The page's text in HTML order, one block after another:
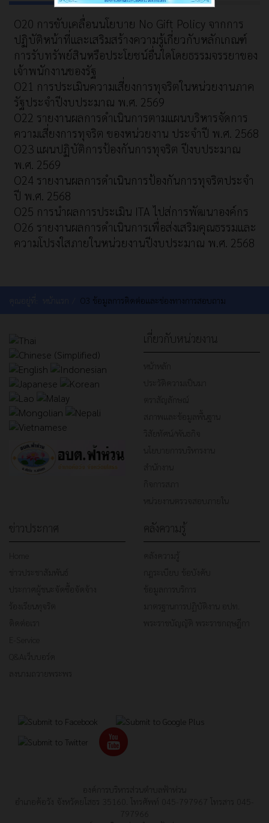
O20 การขับเคลื่อนนโยบาย No Gift Policy จากการ
ปฏิบัติหน้าที่และเสริมสร้างความรู้เกี่ยวกับหลักเกณฑ์
การรับทรัพย์สินหรือประโยชน์อื่นใดโดยธรรมจรรยาของ
เจ้าพนักงานของรัฐ
O21 การประเมินความเสี่ยงการทุจริตในหน่วยงานภาค
รัฐประจำปีงบประมาณ พ.ศ. 2569
O22 รายงานผลการดำเนินการตามแผนบริหารจัดการ
ความเสี่ยงการทุจริต ของหน่วยงาน ประจำปี พ.ศ. 2568
O23 แผนปฏิบัติการป้องกันการทุจริต ปีงบประมาณ
พ.ศ. 2569
O24 รายงานผลการดำเนินการป้องกันการทุจริตประจำ
ปี พ.ศ. 2568
O25 การนำผลการประเมิน ITA ไปส่การพัฒนาองค์กร
O26 รายงานผลการดำเนินการเพื่อส่งเสริมคุณธรรมและ
ความโปรงใสภายในหน่วยงานปีงบประมาณ พ.ศ. 2568
O3 ข้อมูลการติดต่อและช่องทางการสอบถาม
เกี่ยวกับหน่วยงาน
ข่าวประกาศ คลังความรู้